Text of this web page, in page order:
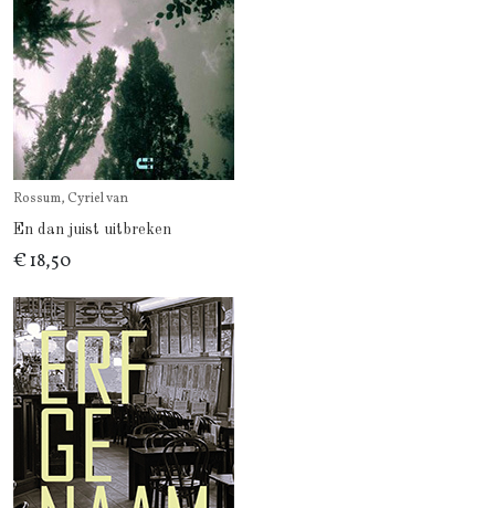
Rossum, Cyriel van
En dan juist uitbreken
€ 18,50